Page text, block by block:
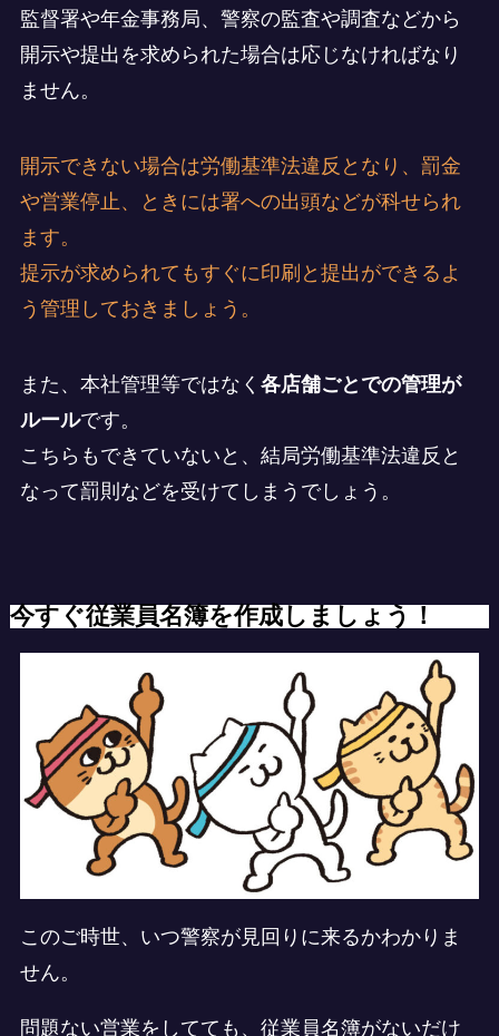
監督署や年金事務局、警察の監査や調査などから
開示や提出を求められた場合は応じなければなり
ません。
開示できない場合は労働基準法違反となり、罰金
や営業停止、ときには署への出頭などが科せられ
ます。
提示が求められてもすぐに印刷と提出ができるよ
う管理しておきましょう。
また、本社管理等ではなく 各店舗ごとでの管理が
ルールです。
こちらもできていないと、結局労働基準法違反と
なって罰則などを受けてしまうでしょう。
今すぐ従業員名簿を作成しましょう！
このご時世、いつ警察が見回りに来るかわかりま
せん。
問題ない営業をしてても、従業員名簿がないだけ